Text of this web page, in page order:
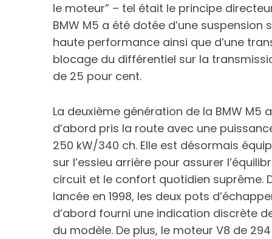
le moteur” – tel était le principe
BMW M5 a été dotée d’une
haute performance ainsi que d’une
blocage du différentiel sur la
de 25 pour cent.
La deuxième génération de la BMW
d’abord pris la route avec une
250 kW/340 ch. Elle est désormais
sur l’essieu arrière pour assurer
circuit et le confort quotidien suprême.
lancée en 1998, les deux pots
d’abord fourni une indication discrète
du modèle. De plus, le moteur V8 de